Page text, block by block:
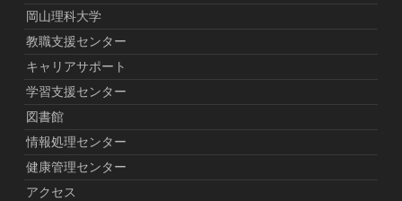
岡山理科大学
教職支援センター
キャリアサポート
学習支援センター
図書館
情報処理センター
健康管理センター
アクセス